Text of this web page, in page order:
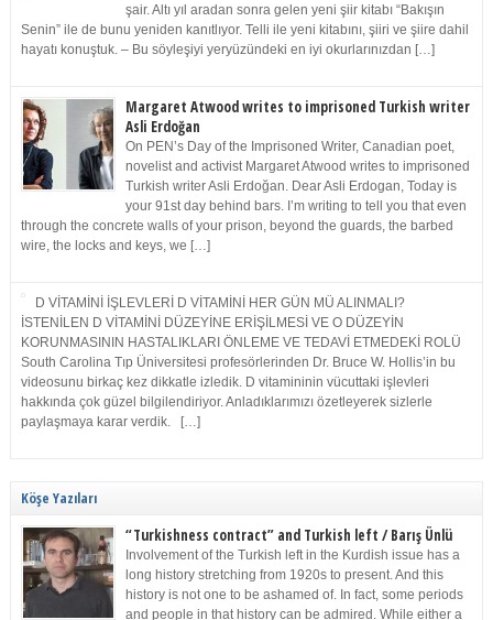
şair. Altı yıl aradan sonra gelen yeni şiir kitabı “Bakışın
Senin” ile de bunu yeniden kanıtlıyor. Telli ile yeni kitabını, şiiri ve şiire dahil
hayatı konuştuk. – Bu söyleşiyi yeryüzündeki en iyi okurlarınızdan […]
Margaret Atwood writes to imprisoned Turkish writer
Asli Erdoğan
On PEN’s Day of the Imprisoned Writer, Canadian poet,
novelist and activist Margaret Atwood writes to imprisoned
Turkish writer Asli Erdoğan. Dear Asli Erdogan, Today is
your 91st day behind bars. I’m writing to tell you that even
through the concrete walls of your prison, beyond the guards, the barbed
wire, the locks and keys, we […]
D VİTAMİNİ İŞLEVLERİ D VİTAMİNİ HER GÜN MÜ ALINMALI?
İSTENİLEN D VİTAMİNİ DÜZEYİNE ERİŞİLMESİ VE O DÜZEYİN
KORUNMASININ HASTALIKLARI ÖNLEME VE TEDAVİ ETMEDEKİ ROLÜ
South Carolina Tıp Üniversitesi profesörlerinden Dr. Bruce W. Hollis’in bu
videosunu birkaç kez dikkatle izledik. D vitamininin vücuttaki işlevleri
hakkında çok güzel bilgilendiriyor. Anladıklarımızı özetleyerek sizlerle
paylaşmaya karar verdik. […]
Köşe Yazıları
“Turkishness contract” and Turkish left / Barış Ünlü
Involvement of the Turkish left in the Kurdish issue has a
long history stretching from 1920s to present. And this
history is not one to be ashamed of. In fact, some periods
and people in that history can be admired. While either a